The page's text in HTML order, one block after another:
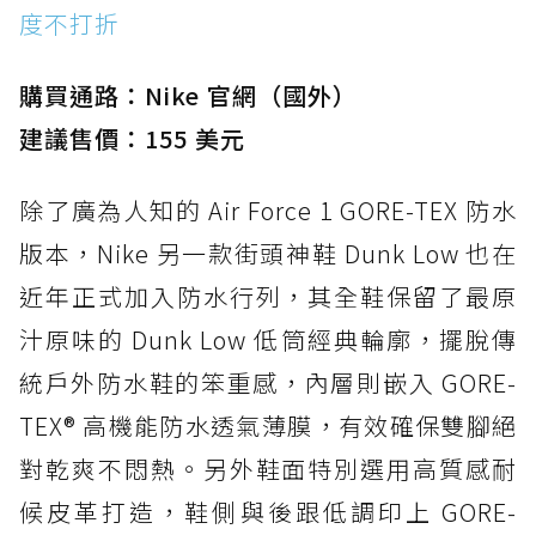
度不打折
購買通路：Nike 官網（國外）
建議售價：155 美元
除了廣為人知的 Air Force 1 GORE-TEX 防水
版本，Nike 另一款街頭神鞋 Dunk Low 也在
近年正式加入防水行列，其全鞋保留了最原
汁原味的 Dunk Low 低筒經典輪廓，擺脫傳
統戶外防水鞋的笨重感，內層則嵌入 GORE-
TEX® 高機能防水透氣薄膜，有效確保雙腳絕
對乾爽不悶熱。另外鞋面特別選用高質感耐
候皮革打造，鞋側與後跟低調印上 GORE-